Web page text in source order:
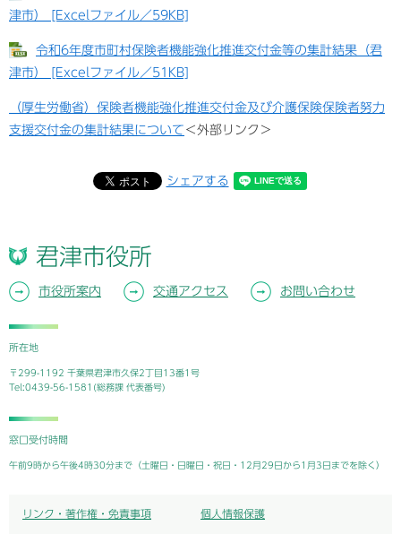
津市） [Excelファイル／59KB]
令和6年度市町村保険者機能強化推進交付金等の集計結果（君
津市） [Excelファイル／51KB]
（厚生労働省）保険者機能強化推進交付金及び介護保険保険者努力
支援交付金の集計結果について ＜外部リンク＞
シェアする
君津市役所
市役所案内 交通アクセス お問い合わせ
所在地
〒299-1192 千葉県君津市久保2丁目13番1号
Tel:0439-56-1581(総務課 代表番号)
窓口受付時間
午前9時から午後4時30分まで（土曜日・日曜日・祝日・12月29日から1月3日までを除く）
リンク・著作権・免責事項 個人情報保護